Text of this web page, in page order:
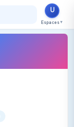
U
Espaces ▼